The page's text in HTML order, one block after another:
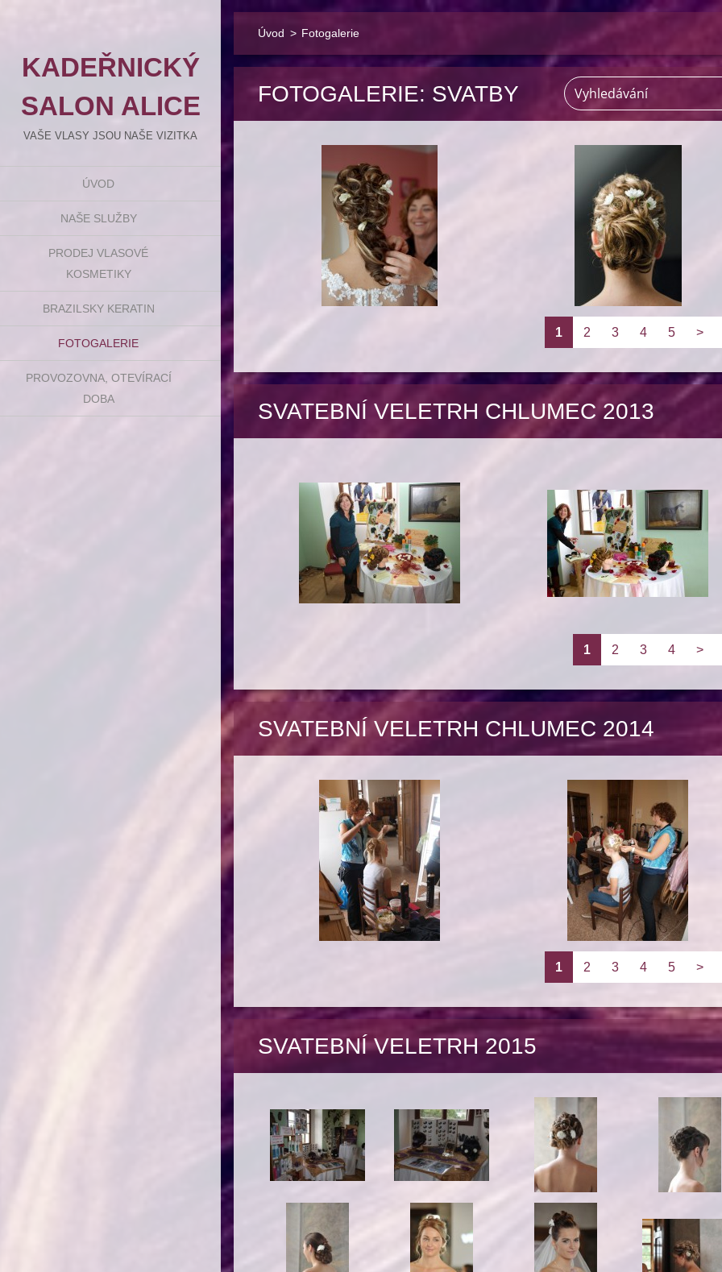
KADEŘNICKÝ
SALON ALICE
VAŠE VLASY JSOU NAŠE VIZITKA
ÚVOD
NAŠE SLUŽBY
PRODEJ VLASOVÉ
KOSMETIKY
BRAZILSKY KERATIN
FOTOGALERIE
PROVOZOVNA, OTEVÍRACÍ
DOBA
Úvod > Fotogalerie
FOTOGALERIE: SVATBY
1 2 3 4 5 >
SVATEBNÍ VELETRH CHLUMEC 2013
1 2 3 4 >
SVATEBNÍ VELETRH CHLUMEC 2014
1 2 3 4 5 >
SVATEBNÍ VELETRH 2015